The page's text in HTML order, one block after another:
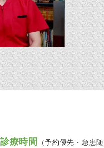
診療時間 （予約優先・急患随